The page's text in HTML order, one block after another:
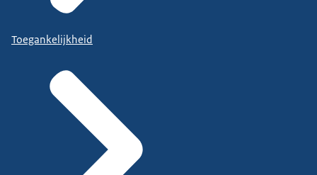
Toegankelijkheid